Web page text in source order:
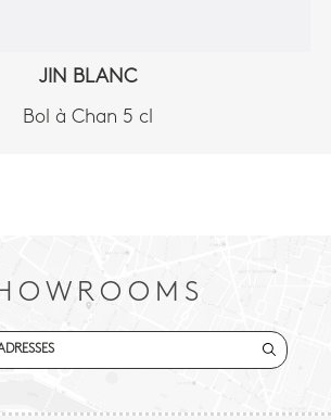
JIN BLANC
Bol à Chan 5 cl